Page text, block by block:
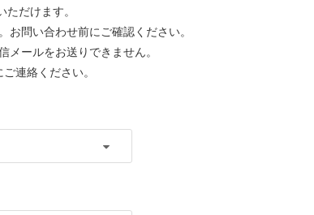
ただけます。
問い合わせ前にご確認ください。
ールをお送りできません。
連絡ください。